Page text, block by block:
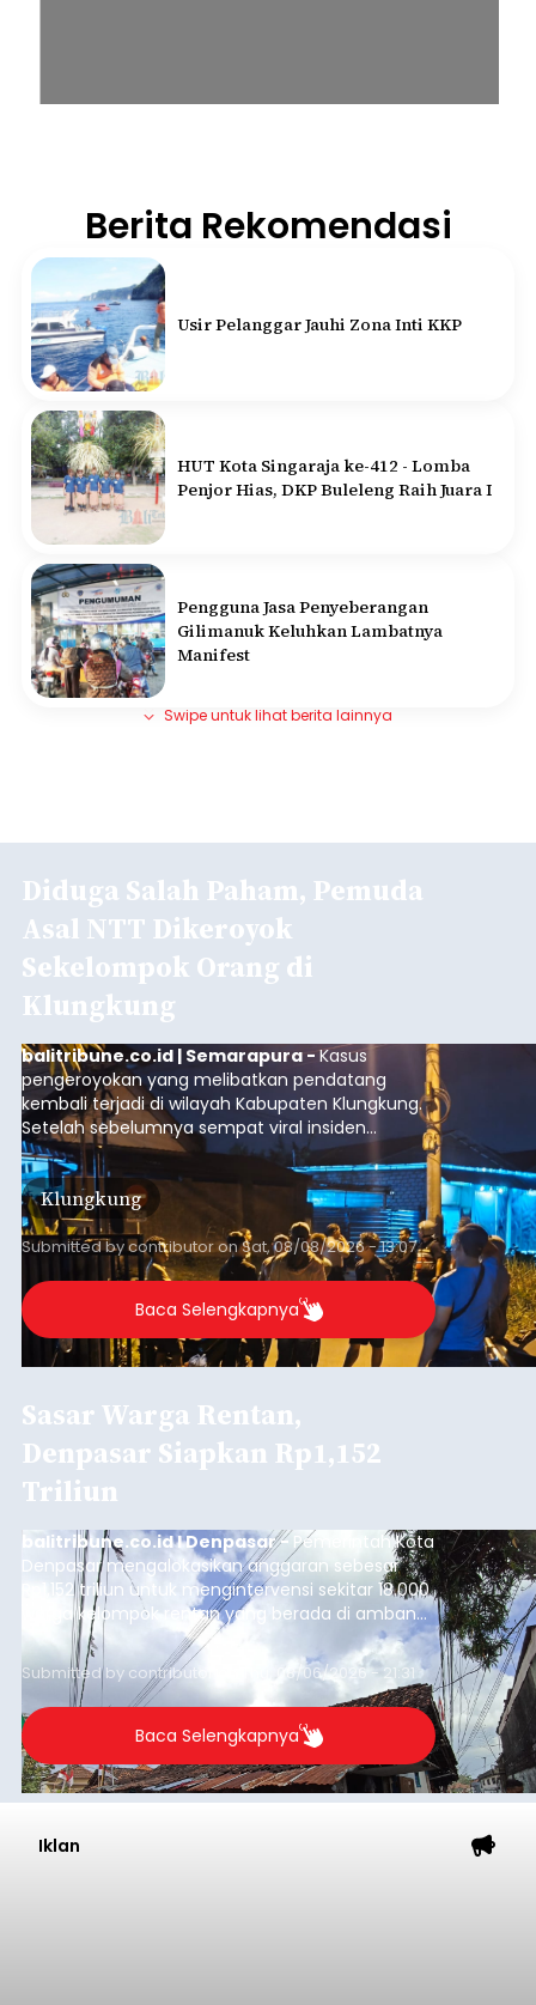
Berita Rekomendasi
Usir Pelanggar Jauhi Zona Inti KKP
HUT Kota Singaraja ke-412 - Lomba
Penjor Hias, DKP Buleleng Raih Juara I
Pengguna Jasa Penyeberangan
Gilimanuk Keluhkan Lambatnya
Manifest
Swipe untuk lihat berita lainnya
Diduga Salah Paham, Pemuda
Asal NTT Dikeroyok
Sekelompok Orang di
Klungkung
balitribune.co.id | Semarapura -Kasus
pengeroyokan yang melibatkan pendatang
kembali terjadi di wilayah Kabupaten Klungkung.
Setelah sebelumnya sempat viral insiden
keributan di barat Pasar Galiran, peristiwa serupa
kini menimpa seorang pemuda asal Kabupaten
Sumba Barat Daya (SBD), Nusa Tenggara Timur
(NTT).
Klungkung
Submitted bycontributoronSat, 08/08/2026 - 13:07
Baca Selengkapnya
Sasar Warga Rentan,
Denpasar Siapkan Rp1,152
Triliun
balitribune.co.id I Denpasar - Pemerintah Kota
Denpasar mengalokasikan anggaran sebesar
Rp1,152 triliun untuk mengintervensi sekitar 18.000
warga kelompok rentan yang berada di ambang
garis kemiskinan. Langkah strategis ini diambil
guna menjaga masyarakat yang berada pada
kelompok desil 5 dan 6 tersebut agar tidak
merosot ke kategori miskin.
Submitted by contributor Thu, 08/06/2026 - 21:31
Baca Selengkapnya
Iklan